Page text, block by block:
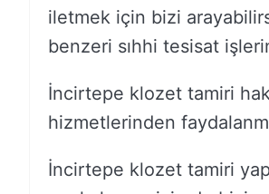
iletmek için bizi
benzeri sıhhi tesisat
İncirtepe klozet tamiri
hizmetlerinden
İncirtepe klozet tamiri